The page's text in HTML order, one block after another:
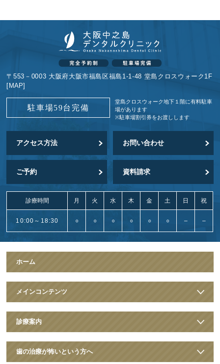
〒553－0003 大阪府大阪市福島区福島1-1-48 堂島クロスウォーク1F
[MAP]
駐車場59台完備
堂島クロスウォーク地下１階に有料駐車
場があります
※駐車場割引券をお渡しします
アクセス方法 お問い合わせ
ご予約 資料請求
診療時間 月 火 水 木 金 土 日 祝
10:00～18:30 ○ ○ ○ ○ ○ ○ – –
ホーム
メインコンテンツ
診療案内
歯の治療が怖いという方へ